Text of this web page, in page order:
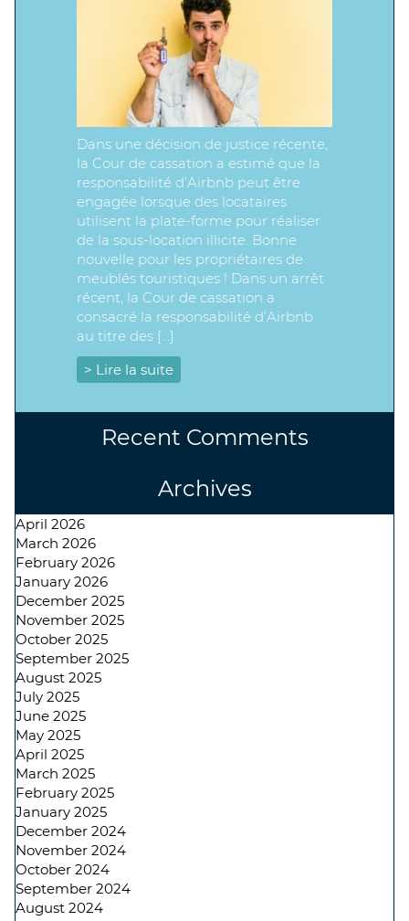
Dans une décision de justice récente,
la Cour de cassation a estimé que la
responsabilité d’Airbnb peut être
engagée lorsque des locataires
utilisent la plate-forme pour réaliser
de la sous-location illicite. Bonne
nouvelle pour les propriétaires de
meublés touristiques ! Dans un arrêt
récent, la Cour de cassation a
consacré la responsabilité d’Airbnb
au titre des […]
> Lire la suite
Recent Comments
Archives
April 2026
March 2026
February 2026
January 2026
December 2025
November 2025
October 2025
September 2025
August 2025
July 2025
June 2025
May 2025
April 2025
March 2025
February 2025
January 2025
December 2024
November 2024
October 2024
September 2024
August 2024